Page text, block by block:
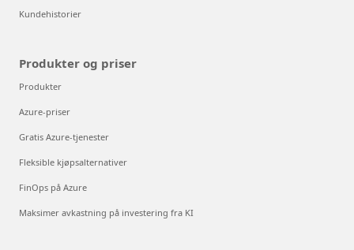
Kundehistorier
Produkter og priser
Produkter
Azure-priser
Gratis Azure-tjenester
Fleksible kjøpsalternativer
FinOps på Azure
Maksimer avkastning på investering fra KI